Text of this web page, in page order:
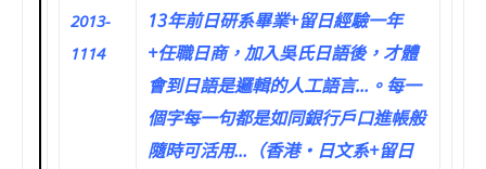
2013-
1114
13年前日研系畢業+留日經驗一年
+任職日商，加入吳氏日語後，才體
會到日語是邏輯的人工語言…。每一
個字每一句都是如同銀行戶口進帳般
隨時可活用…（香港‧日文系+留日